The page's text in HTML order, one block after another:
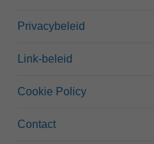
Privacybeleid
Link-beleid
Cookie Policy
Contact